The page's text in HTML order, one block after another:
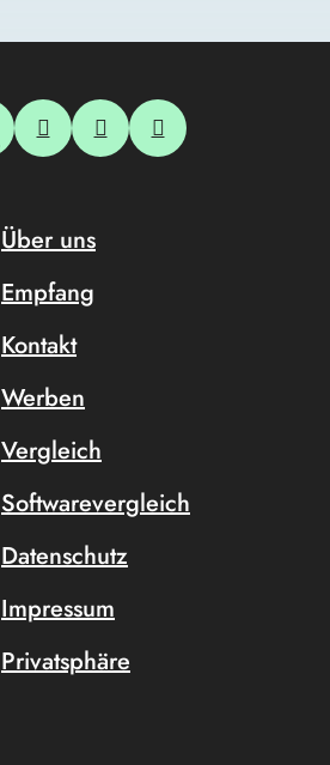
Über uns
Empfang
Kontakt
Werben
Vergleich
Softwarevergleich
Datenschutz
Impressum
Privatsphäre